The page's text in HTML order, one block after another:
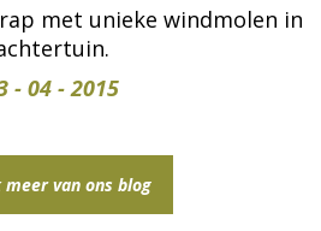
met unieke windmolen in
- 04 - 2015
van ons blog